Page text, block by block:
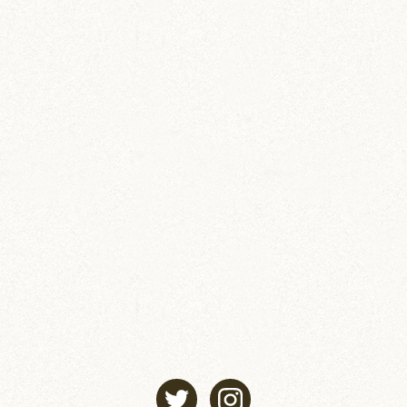
ペットの飼育・お世話管理ノート